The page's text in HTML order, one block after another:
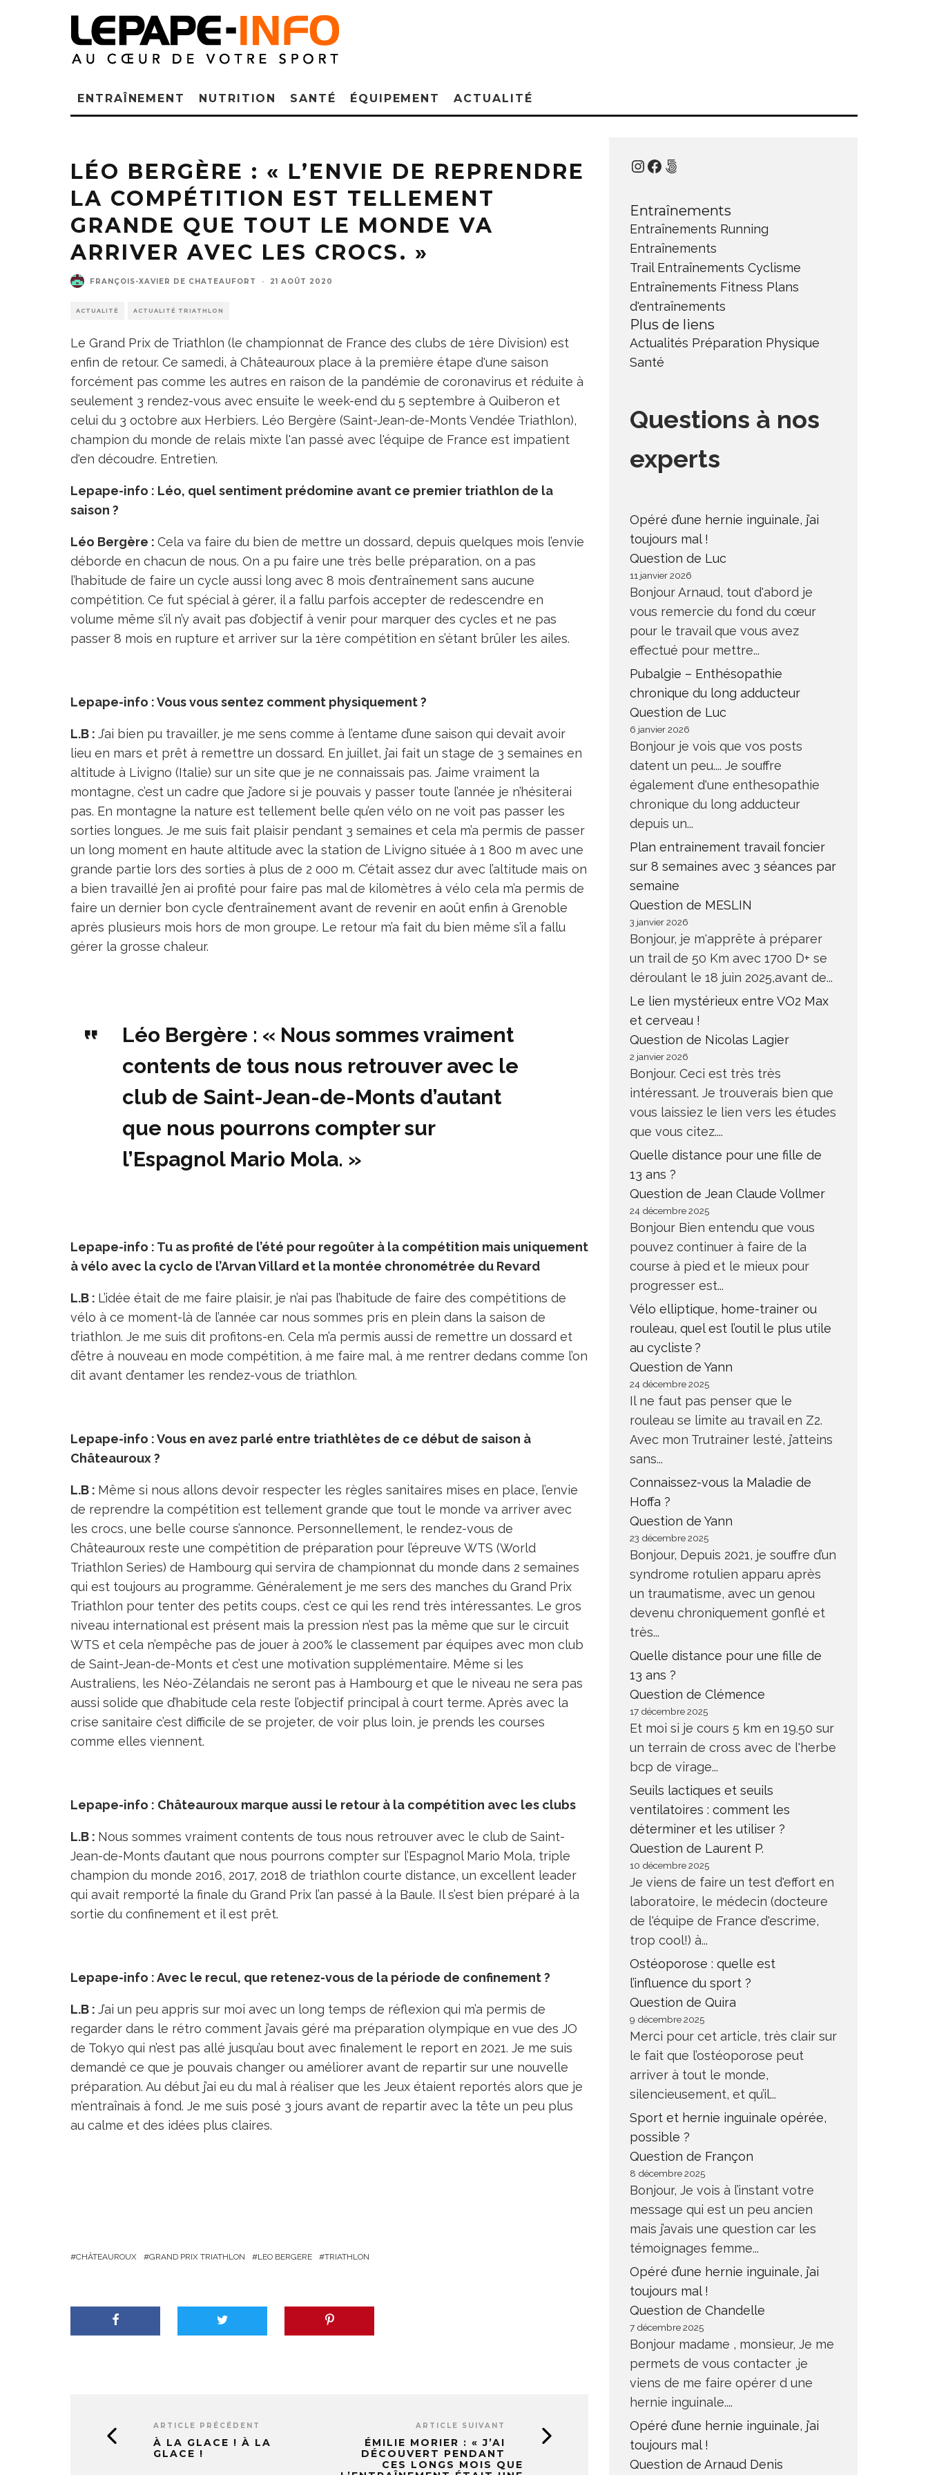
ENTRAÎNEMENT NUTRITION SANTÉ ÉQUIPEMENT ACTUALITÉ
LÉO BERGÈRE : « L’ENVIE DE REPRENDRE
LA COMPÉTITION EST TELLEMENT
GRANDE QUE TOUT LE MONDE VA
ARRIVER AVEC LES CROCS. »
FRANÇOIS-XAVIER DE CHATEAUFORT · 21 AOÛT 2020
ACTUALITÉ ACTUALITÉ TRIATHLON
Le Grand Prix de Triathlon (le championnat de France des clubs de 1ère Division) est
enfin de retour. Ce samedi, à Châteauroux place à la première étape d'une saison
forcément pas comme les autres en raison de la pandémie de coronavirus et réduite à
seulement 3 rendez-vous avec ensuite le week-end du 5 septembre à Quiberon et
celui du 3 octobre aux Herbiers. Léo Bergère (Saint-Jean-de-Monts Vendée Triathlon),
champion du monde de relais mixte l'an passé avec l'équipe de France est impatient
d'en découdre. Entretien.
Lepape-info : Léo, quel sentiment prédomine avant ce premier triathlon de la
saison ?
Léo Bergère : Cela va faire du bien de mettre un dossard, depuis quelques mois l’envie
déborde en chacun de nous. On a pu faire une très belle préparation, on a pas
l’habitude de faire un cycle aussi long avec 8 mois d’entraînement sans aucune
compétition. Ce fut spécial à gérer, il a fallu parfois accepter de redescendre en
volume même s’il n’y avait pas d’objectif à venir pour marquer des cycles et ne pas
passer 8 mois en rupture et arriver sur la 1ère compétition en s’étant brûler les ailes.
Lepape-info : Vous vous sentez comment physiquement ?
L.B : J’ai bien pu travailler, je me sens comme à l’entame d’une saison qui devait avoir
lieu en mars et prêt à remettre un dossard. En juillet, j’ai fait un stage de 3 semaines en
altitude à Livigno (Italie) sur un site que je ne connaissais pas. J’aime vraiment la
montagne, c’est un cadre que j’adore si je pouvais y passer toute l’année je n’hésiterai
pas. En montagne la nature est tellement belle qu’en vélo on ne voit pas passer les
sorties longues. Je me suis fait plaisir pendant 3 semaines et cela m’a permis de passer
un long moment en haute altitude avec la station de Livigno située à 1 800 m avec une
grande partie lors des sorties à plus de 2 000 m. C’était assez dur avec l’altitude mais on
a bien travaillé j’en ai profité pour faire pas mal de kilomètres à vélo cela m’a permis de
faire un dernier bon cycle d’entraînement avant de revenir en août enfin à Grenoble
après plusieurs mois hors de mon groupe. Le retour m’a fait du bien même s’il a fallu
gérer la grosse chaleur.
Léo Bergère : « Nous sommes vraiment
contents de tous nous retrouver avec le
club de Saint-Jean-de-Monts d’autant
que nous pourrons compter sur
l’Espagnol Mario Mola. »
Lepape-info : Tu as profité de l’été pour regoûter à la compétition mais uniquement
à vélo avec la cyclo de l’Arvan Villard et la montée chronométrée du Revard
L.B : L’idée était de me faire plaisir, je n’ai pas l’habitude de faire des compétitions de
vélo à ce moment-là de l’année car nous sommes pris en plein dans la saison de
triathlon. Je me suis dit profitons-en. Cela m’a permis aussi de remettre un dossard et
d’être à nouveau en mode compétition, à me faire mal, à me rentrer dedans comme l’on
dit avant d’entamer les rendez-vous de triathlon.
Lepape-info : Vous en avez parlé entre triathlètes de ce début de saison à
Châteauroux ?
L.B : Même si nous allons devoir respecter les règles sanitaires mises en place, l’envie
de reprendre la compétition est tellement grande que tout le monde va arriver avec
les crocs, une belle course s’annonce. Personnellement, le rendez-vous de
Châteauroux reste une compétition de préparation pour l’épreuve WTS (World
Triathlon Series) de Hambourg qui servira de championnat du monde dans 2 semaines
qui est toujours au programme. Généralement je me sers des manches du Grand Prix
Triathlon pour tenter des petits coups, c’est ce qui les rend très intéressantes. Le gros
niveau international est présent mais la pression n’est pas la même que sur le circuit
WTS et cela n’empêche pas de jouer à 200% le classement par équipes avec mon club
de Saint-Jean-de-Monts et c’est une motivation supplémentaire. Même si les
Australiens, les Néo-Zélandais ne seront pas à Hambourg et que le niveau ne sera pas
aussi solide que d’habitude cela reste l’objectif principal à court terme. Après avec la
crise sanitaire c’est difficile de se projeter, de voir plus loin, je prends les courses
comme elles viennent.
Lepape-info : Châteauroux marque aussi le retour à la compétition avec les clubs
L.B : Nous sommes vraiment contents de tous nous retrouver avec le club de Saint-
Jean-de-Monts d’autant que nous pourrons compter sur l’Espagnol Mario Mola, triple
champion du monde 2016, 2017, 2018 de triathlon courte distance, un excellent leader
qui avait remporté la finale du Grand Prix l’an passé à la Baule. Il s’est bien préparé à la
sortie du confinement et il est prêt.
Lepape-info : Avec le recul, que retenez-vous de la période de confinement ?
L.B : J’ai un peu appris sur moi avec un long temps de réflexion qui m’a permis de
regarder dans le rétro comment j’avais géré ma préparation olympique en vue des JO
de Tokyo qui n’est pas allé jusqu’au bout avec finalement le report en 2021. Je me suis
demandé ce que je pouvais changer ou améliorer avant de repartir sur une nouvelle
préparation. Au début j’ai eu du mal à réaliser que les Jeux étaient reportés alors que je
m’entraînais à fond. Je me suis posé 3 jours avant de repartir avec la tête un peu plus
au calme et des idées plus claires.
CHÂTEAUROUX GRAND PRIX TRIATHLON LEO BERGERE TRIATHLON
ARTICLE PRÉCÉDENT
À LA GLACE ! À LA
GLACE !
ARTICLE SUIVANT
ÉMILIE MORIER : « J’AI
DÉCOUVERT PENDANT
CES LONGS MOIS QUE
Instagram
Facebook
500px
Entraînements
Entraînements Running
Entraînements
Trail Entraînements Cyclisme
Entraînements Fitness Plans
d'entraînements
Plus de liens
Actualités Préparation Physique
Santé
Questions à nos
experts
Opéré d’une hernie inguinale, j’ai
toujours mal !
Question de Luc
11 janvier 2026
Bonjour Arnaud, tout d'abord je
vous remercie du fond du cœur
pour le travail que vous avez
effectué pour mettre...
Pubalgie – Enthésopathie
chronique du long adducteur
Question de Luc
6 janvier 2026
Bonjour je vois que vos posts
datent un peu.... Je souffre
également d'une enthesopathie
chronique du long adducteur
depuis un...
Plan entrainement travail foncier
sur 8 semaines avec 3 séances par
semaine
Question de MESLIN
3 janvier 2026
Bonjour, je m'apprête à préparer
un trail de 50 Km avec 1700 D+ se
déroulant le 18 juin 2025,avant de...
Le lien mystérieux entre VO2 Max
et cerveau !
Question de Nicolas Lagier
2 janvier 2026
Bonjour. Ceci est très très
intéressant. Je trouverais bien que
vous laissiez le lien vers les études
que vous citez....
Quelle distance pour une fille de
13 ans ?
Question de Jean Claude Vollmer
24 décembre 2025
Bonjour Bien entendu que vous
pouvez continuer à faire de la
course à pied et le mieux pour
progresser est...
Vélo elliptique, home-trainer ou
rouleau, quel est l’outil le plus utile
au cycliste ?
Question de Yann
24 décembre 2025
Il ne faut pas penser que le
rouleau se limite au travail en Z2.
Avec mon Trutrainer lesté, j’atteins
sans...
Connaissez-vous la Maladie de
Hoffa ?
Question de Yann
23 décembre 2025
Bonjour, Depuis 2021, je souffre d’un
syndrome rotulien apparu après
un traumatisme, avec un genou
devenu chroniquement gonflé et
très...
Quelle distance pour une fille de
13 ans ?
Question de Clémence
17 décembre 2025
Et moi si je cours 5 km en 19.50 sur
un terrain de cross avec de l'herbe
bcp de virage...
Seuils lactiques et seuils
ventilatoires : comment les
déterminer et les utiliser ?
Question de Laurent P.
10 décembre 2025
Je viens de faire un test d'effort en
laboratoire, le médecin (docteure
de l'équipe de France d'escrime,
trop cool!) à...
Ostéoporose : quelle est
l’influence du sport ?
Question de Quira
9 décembre 2025
Merci pour cet article, très clair sur
le fait que l’ostéoporose peut
arriver à tout le monde,
silencieusement, et qu’il...
Sport et hernie inguinale opérée,
possible ?
Question de Françon
8 décembre 2025
Bonjour, Je vois à l’instant votre
message qui est un peu ancien
mais j’avais une question car les
témoignages femme...
Opéré d’une hernie inguinale, j’ai
toujours mal !
Question de Chandelle
7 décembre 2025
Bonjour madame , monsieur, Je me
permets de vous contacter ,je
viens de me faire opérer d une
hernie inguinale....
Opéré d’une hernie inguinale, j’ai
toujours mal !
Question de Arnaud Denis